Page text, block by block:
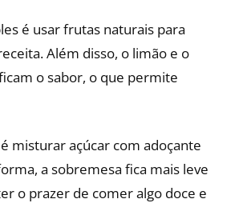
é usar frutas naturais para
Além disso, o limão e o
o sabor, o que permite
misturar açúcar com adoçante
a sobremesa fica mais leve
o prazer de comer algo doce e